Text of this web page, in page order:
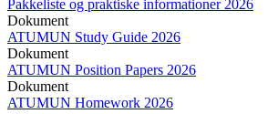
Pakkeliste og praktiske informationer 2026
Dokument
ATUMUN Study Guide 2026
Dokument
ATUMUN Position Papers 2026
Dokument
ATUMUN Homework 2026